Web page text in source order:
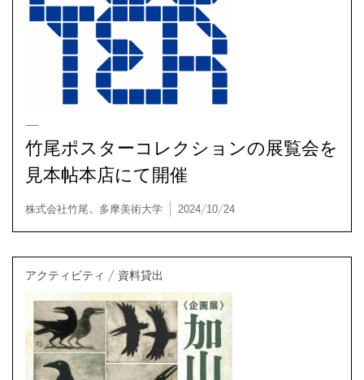
展覧会
竹尾ポスターコレクションの展覧会を
見本帖本店にて開催